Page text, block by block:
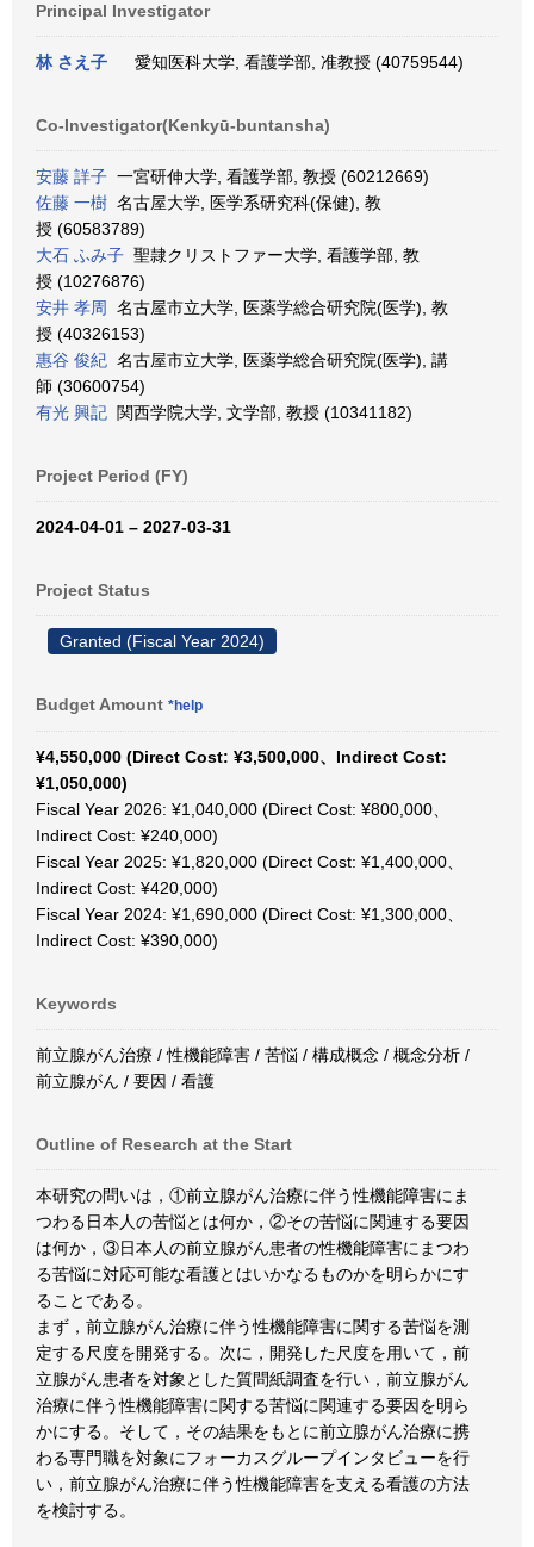
Principal Investigator
林 さえ子 愛知医科大学, 看護学部, 准教授 (40759544)
Co-Investigator(Kenkyū-buntansha)
安藤 詳子 一宮研伸大学, 看護学部, 教授 (60212669)
佐藤 一樹 名古屋大学, 医学系研究科(保健), 教
授 (60583789)
大石 ふみ子 聖隷クリストファー大学, 看護学部, 教
授 (10276876)
安井 孝周
名古屋市立大学, 医薬学総合研究院(医学), 教
授 (40326153)
惠谷 俊紀 名古屋市立大学, 医薬学総合研究院(医学), 講
師 (30600754)
有光 興記 関西学院大学, 文学部, 教授 (10341182)
Project Period (FY)
2024-04-01 – 2027-03-31
Project Status
Granted (Fiscal Year 2024)
Budget Amount *help
¥4,550,000 (Direct Cost: ¥3,500,000、Indirect Cost:
¥1,050,000)
Fiscal Year 2026: ¥1,040,000 (Direct Cost: ¥800,000、
Indirect Cost: ¥240,000)
Fiscal Year 2025: ¥1,820,000 (Direct Cost: ¥1,400,000、
Indirect Cost: ¥420,000)
Fiscal Year 2024: ¥1,690,000 (Direct Cost: ¥1,300,000、
Indirect Cost: ¥390,000)
Keywords
前立腺がん治療 / 性機能障害 / 苦悩 / 構成概念 / 概念分析 /
前立腺がん / 要因 / 看護
Outline of Research at the Start
本研究の問いは，①前立腺がん治療に伴う性機能障害にま
つわる日本人の苦悩とは何か，②その苦悩に関連する要因
は何か，③日本人の前立腺がん患者の性機能障害にまつわ
る苦悩に対応可能な看護とはいかなるものかを明らかにす
ることである。
まず，前立腺がん治療に伴う性機能障害に関する苦悩を測
定する尺度を開発する。次に，開発した尺度を用いて，前
立腺がん患者を対象とした質問紙調査を行い，前立腺がん
治療に伴う性機能障害に関する苦悩に関連する要因を明ら
かにする。そして，その結果をもとに前立腺がん治療に携
わる専門職を対象にフォーカスグループインタビューを行
い，前立腺がん治療に伴う性機能障害を支える看護の方法
を検討する。